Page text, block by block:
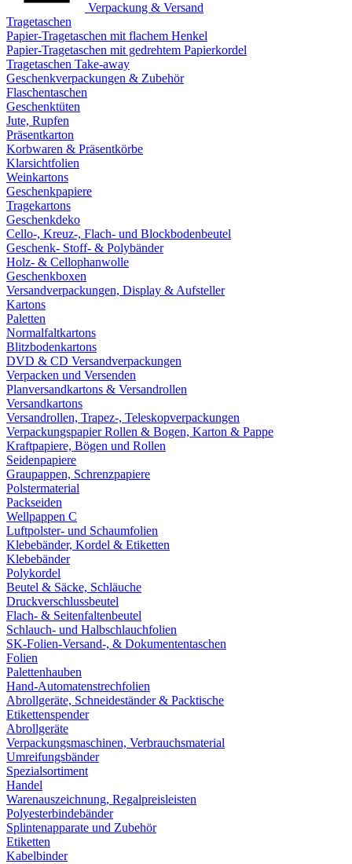
Verpackung & Versand
Tragetaschen
Papier-Tragetaschen mit flachem Henkel
Papier-Tragetaschen mit gedrehtem Papierkordel
Tragetaschen Take-away
Geschenkverpackungen & Zubehör
Flaschentaschen
Geschenktüten
Jute, Rupfen
Präsentkarton
Korbwaren & Präsentkörbe
Klarsichtfolien
Weinkartons
Geschenkpapiere
Tragekartons
Geschenkdeko
Cello-, Kreuz-, Flach- und Blockbodenbeutel
Geschenk- Stoff- & Polybänder
Holz- & Cellophanwolle
Geschenkboxen
Versandverpackungen, Display & Aufsteller
Kartons
Paletten
Normalfaltkartons
Blitzbodenkartons
DVD & CD Versandverpackungen
Verpacken und Versenden
Planversandkartons & Versandrollen
Versandkartons
Versandrollen, Trapez-, Teleskopverpackungen
Verpackungspapier Rollen & Bogen, Karton & Pappe
Kraftpapiere, Bögen und Rollen
Seidenpapiere
Graupappen, Schrenzpapiere
Polstermaterial
Packseiden
Wellpappen C
Luftpolster- und Schaumfolien
Klebebänder, Kordel & Etiketten
Klebebänder
Polykordel
Beutel & Säcke, Schläuche
Druckverschlussbeutel
Flach- & Seitenfaltenbeutel
Schlauch- und Halbschlauchfolien
SK-Folien-Versand-, & Dokumententaschen
Folien
Palettenhauben
Hand-Automatenstrechfolien
Abrollgeräte, Schneideständer & Packtische
Etikettenspender
Abrollgeräte
Verpackungsmaschinen, Verbrauchsmaterial
Umreifungsbänder
Spezialsortiment
Handel
Warenauszeichnung, Regalpreisleisten
Polyesterbindebänder
Splintenapparate und Zubehör
Etiketten
Kabelbinder